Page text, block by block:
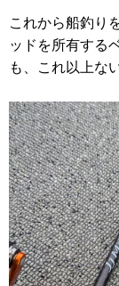
これから船釣り
ッドを所有する
も、これ以上な